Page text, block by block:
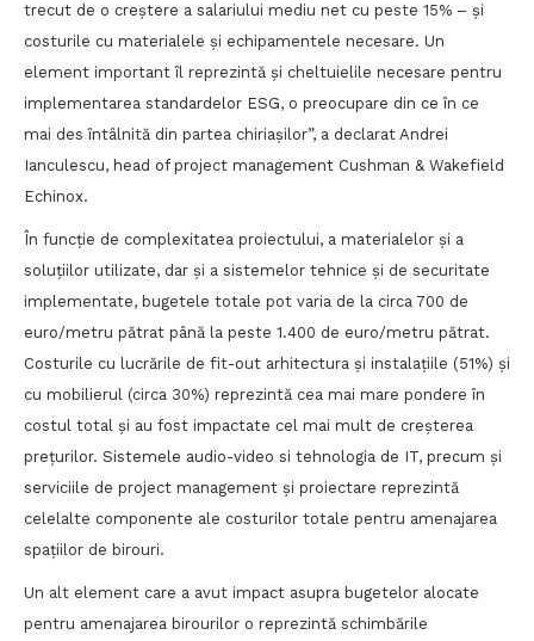
trecut de o creștere a salariului mediu net cu peste 15% – și
costurile cu materialele și echipamentele necesare. Un
element important îl reprezintă și cheltuielile necesare pentru
implementarea standardelor ESG, o preocupare din ce în ce
mai des întâlnită din partea chiriașilor”, a declarat Andrei
Ianculescu, head of project management Cushman & Wakefield
Echinox.
În funcție de complexitatea proiectului, a materialelor și a
soluțiilor utilizate, dar și a sistemelor tehnice și de securitate
implementate, bugetele totale pot varia de la circa 700 de
euro/metru pătrat până la peste 1.400 de euro/metru pătrat.
Costurile cu lucrările de fit-out arhitectura și instalațiile (51%) și
cu mobilierul (circa 30%) reprezintă cea mai mare pondere în
costul total și au fost impactate cel mai mult de creșterea
prețurilor. Sistemele audio-video si tehnologia de IT, precum și
serviciile de project management și proiectare reprezintă
celelalte componente ale costurilor totale pentru amenajarea
spațiilor de birouri.
Un alt element care a avut impact asupra bugetelor alocate
pentru amenajarea birourilor o reprezintă schimbările